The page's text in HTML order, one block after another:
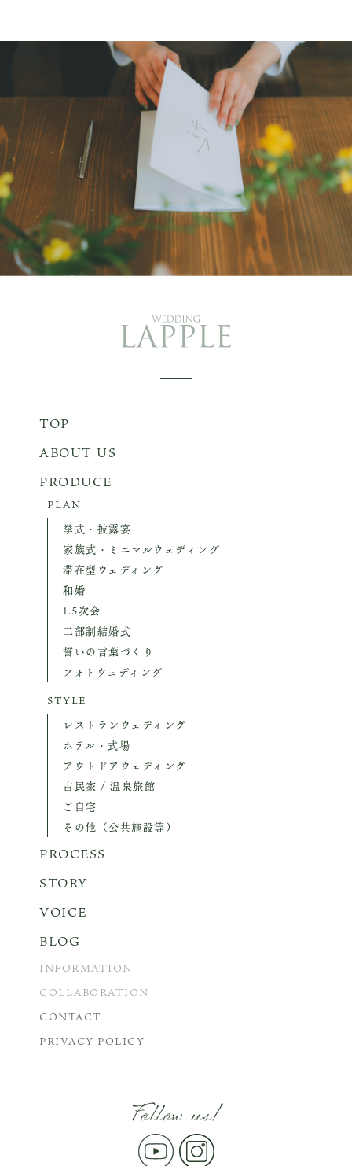
TOP
ABOUT US
PRODUCE
PLAN
挙式・披露宴
家族式・ミニマルウェディング
滞在型ウェディング
和婚
1.5次会
二部制結婚式
誓いの言葉づくり
フォトウェディング
STYLE
レストランウェディング
ホテル・式場
アウトドアウェディング
古民家 / 温泉旅館
ご自宅
その他（公共施設等）
PROCESS
STORY
VOICE
BLOG
INFORMATION
COLLABORATION
CONTACT
PRIVACY POLICY
Follow us!